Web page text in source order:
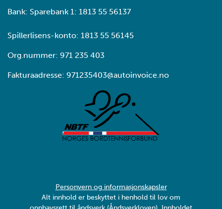
Bank: Sparebank 1: 1813 55 56137
Spillerlisens-konto: 1813 55 56145
Org.nummer: 971 235 403
Fakturaadresse: 971235403@autoinvoice.no
Personvern og informasjonskapsler
Alt innhold er beskyttet i henhold til lov om